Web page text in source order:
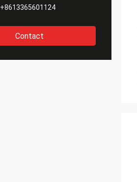
+8613365601124
Contact